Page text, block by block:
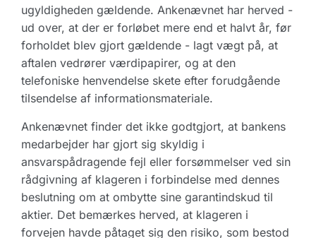
ugyldigheden gældende. Ankenævnet har herved -
ud over, at der er forløbet mere end et halvt år, før
forholdet blev gjort gældende - lagt vægt på, at
aftalen vedrører værdipapirer, og at den
telefoniske henvendelse skete efter forudgående
tilsendelse af informationsmateriale.
Ankenævnet finder det ikke godtgjort, at bankens
medarbejder har gjort sig skyldig i
ansvarspådragende fejl eller forsømmelser ved sin
rådgivning af klageren i forbindelse med dennes
beslutning om at ombytte sine garantindskud til
aktier. Det bemærkes herved, at klageren i
forvejen havde påtaget sig den risiko, som bestod